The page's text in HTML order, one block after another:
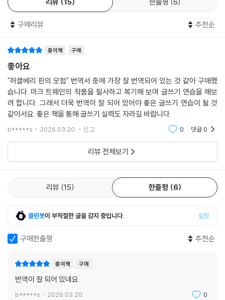
구매리뷰 추천순
종이책 구매
좋아요
"허클베리 핀의 모험" 번역서 중에 가장 잘 번역되어 있는 것 같아 구매했
습니다. 마크 트웨인의 작품을 필사하고 복기해 보며 글쓰기 연습을 해보
려 합니다. 그래서 더욱 번역이 잘 되어 있어야 좋은 글쓰기 연습이 될 것
같아서요. 좋은 책을 통해 글쓰기 실력도 자라길 바랍니다.
b*****s 2026.03.20. 신고 0 댓글0
리뷰 전체보기
리뷰 15 한줄평 6
클린봇이 부적절한 글을 감지 중입니다. 설정
구매한줄평 추천순
종이책 구매
번역이 잘 되어 있네요.
b*****s 2026.03.20. 0